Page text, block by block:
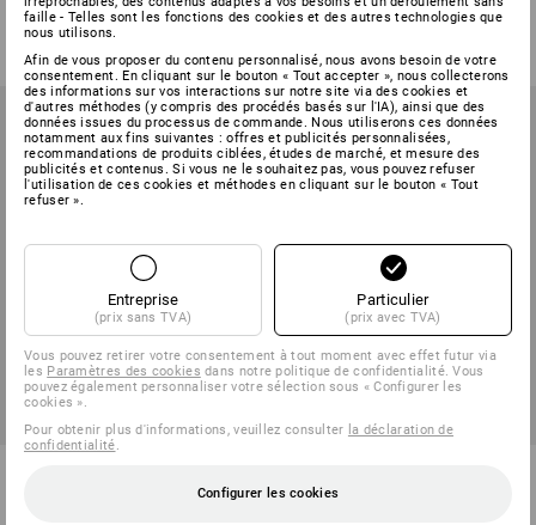
5 couleurs
à p. de 71,28 €
6 couleurs
superflex
faille - Telles sont les fonctions des cookies et des autres technologies que
nous utilisons.
Afin de vous proposer du contenu personnalisé, nous avons besoin de votre
consentement. En cliquant sur le bouton « Tout accepter », nous collecterons
des informations sur vos interactions sur notre site via des cookies et
d'autres méthodes (y compris des procédés basés sur l'IA), ainsi que des
données issues du processus de commande. Nous utiliserons ces données
notamment aux fins suivantes : offres et publicités personnalisées,
recommandations de produits ciblées, études de marché, et mesure des
publicités et contenus. Si vous ne le souhaitez pas, vous pouvez refuser
l'utilisation de ces cookies et méthodes en cliquant sur le bouton « Tout
refuser ».
Entreprise
(prix sans TVA)
Particulier
(prix avec TVA)
Vous pouvez retirer votre consentement à tout moment avec effet futur via
les Paramètres des cookies dans notre politique de confidentialité. Vous
pouvez également personnaliser votre sélection sous « Configurer les
cookies ».
Pour obtenir plus d'informations, veuillez consulter la déclaration de
confidentialité.
Configurer les cookies